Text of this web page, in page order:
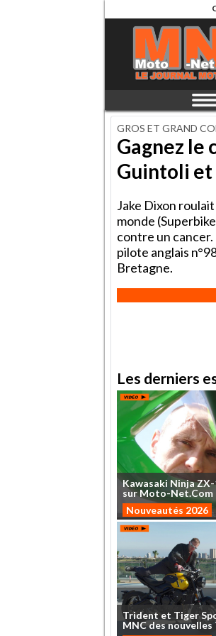
GROS ET GRAND
Gagnez le
Guintoli et
Jake Dixon
monde
contre un
pilote anglais
Bretagne.
Les derniers
Kawasaki NinjaZX-
sur Moto-Net.Com
Nouveautés 2026
Trident et Tiger
MNCdesnouvelles